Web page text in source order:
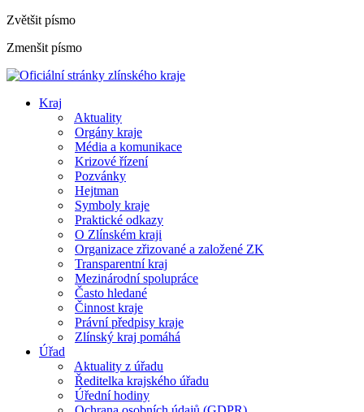
Zvětšit písmo
Zmenšit písmo
Kraj
Aktuality
Orgány kraje
Média a komunikace
Krizové řízení
Pozvánky
Hejtman
Symboly kraje
Praktické odkazy
O Zlínském kraji
Organizace zřizované a založené ZK
Transparentní kraj
Mezinárodní spolupráce
Často hledané
Činnost kraje
Právní předpisy kraje
Zlínský kraj pomáhá
Úřad
Aktuality z úřadu
Ředitelka krajského úřadu
Úřední hodiny